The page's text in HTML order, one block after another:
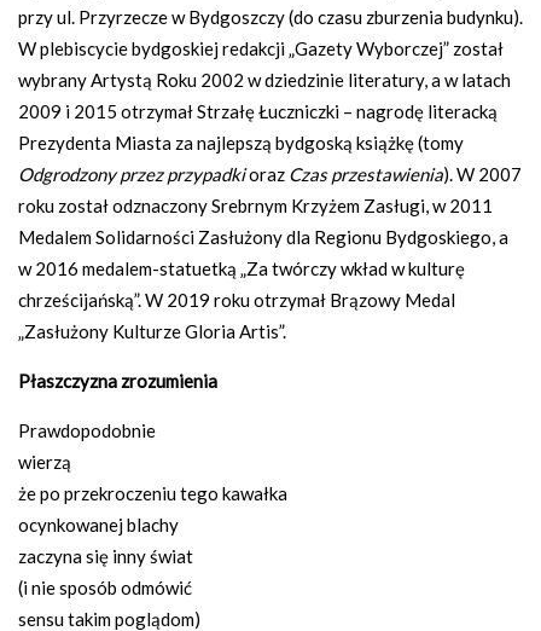
przy ul. Przyrzecze w Bydgoszczy (do czasu zburzenia budynku).
W plebiscycie bydgoskiej redakcji „Gazety Wyborczej” został
wybrany Artystą Roku 2002 w dziedzinie literatury, a w latach
2009 i 2015 otrzymał Strzałę Łuczniczki – nagrodę literacką
Prezydenta Miasta za najlepszą bydgoską książkę (tomy
Odgrodzony przez przypadkioraz Czas przestawienia). W 2007
roku został odznaczony Srebrnym Krzyżem Zasługi, w 2011
Medalem Solidarności Zasłużony dla Regionu Bydgoskiego, a
w 2016 medalem-statuetką „Za twórczy wkład w kulturę
chrześcijańską”. W 2019 roku otrzymał Brązowy Medal
„Zasłużony Kulturze Gloria Artis”.
Płaszczyzna zrozumienia
Prawdopodobnie
wierzą
że po przekroczeniu tego kawałka
ocynkowanej blachy
zaczyna się inny świat
(i nie sposób odmówić
sensu takim poglądom)